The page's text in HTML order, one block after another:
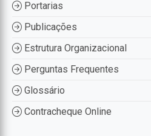
Portarias
Publicações
Estrutura Organizacional
Perguntas Frequentes
Glossário
Contracheque Online